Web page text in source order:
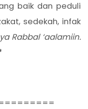
baik dan peduli
sedekah, infak
Rabbal ‘aalamiin.